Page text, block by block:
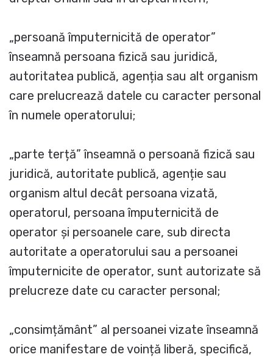
„persoană împuternicită de operator”
înseamnă persoana fizică sau juridică,
autoritatea publică, agenția sau alt organism
care prelucrează datele cu caracter personal
în numele operatorului;
„parte terță” înseamnă o persoană fizică sau
juridică, autoritate publică, agenție sau
organism altul decât persoana vizată,
operatorul, persoana împuternicită de
operator și persoanele care, sub directa
autoritate a operatorului sau a persoanei
împuternicite de operator, sunt autorizate să
prelucreze date cu caracter personal;
„consimțământ” al persoanei vizate înseamnă
orice manifestare de voință liberă, specifică,